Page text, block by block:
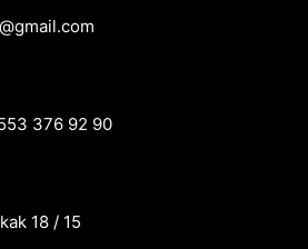
376 92 90
18 / 15